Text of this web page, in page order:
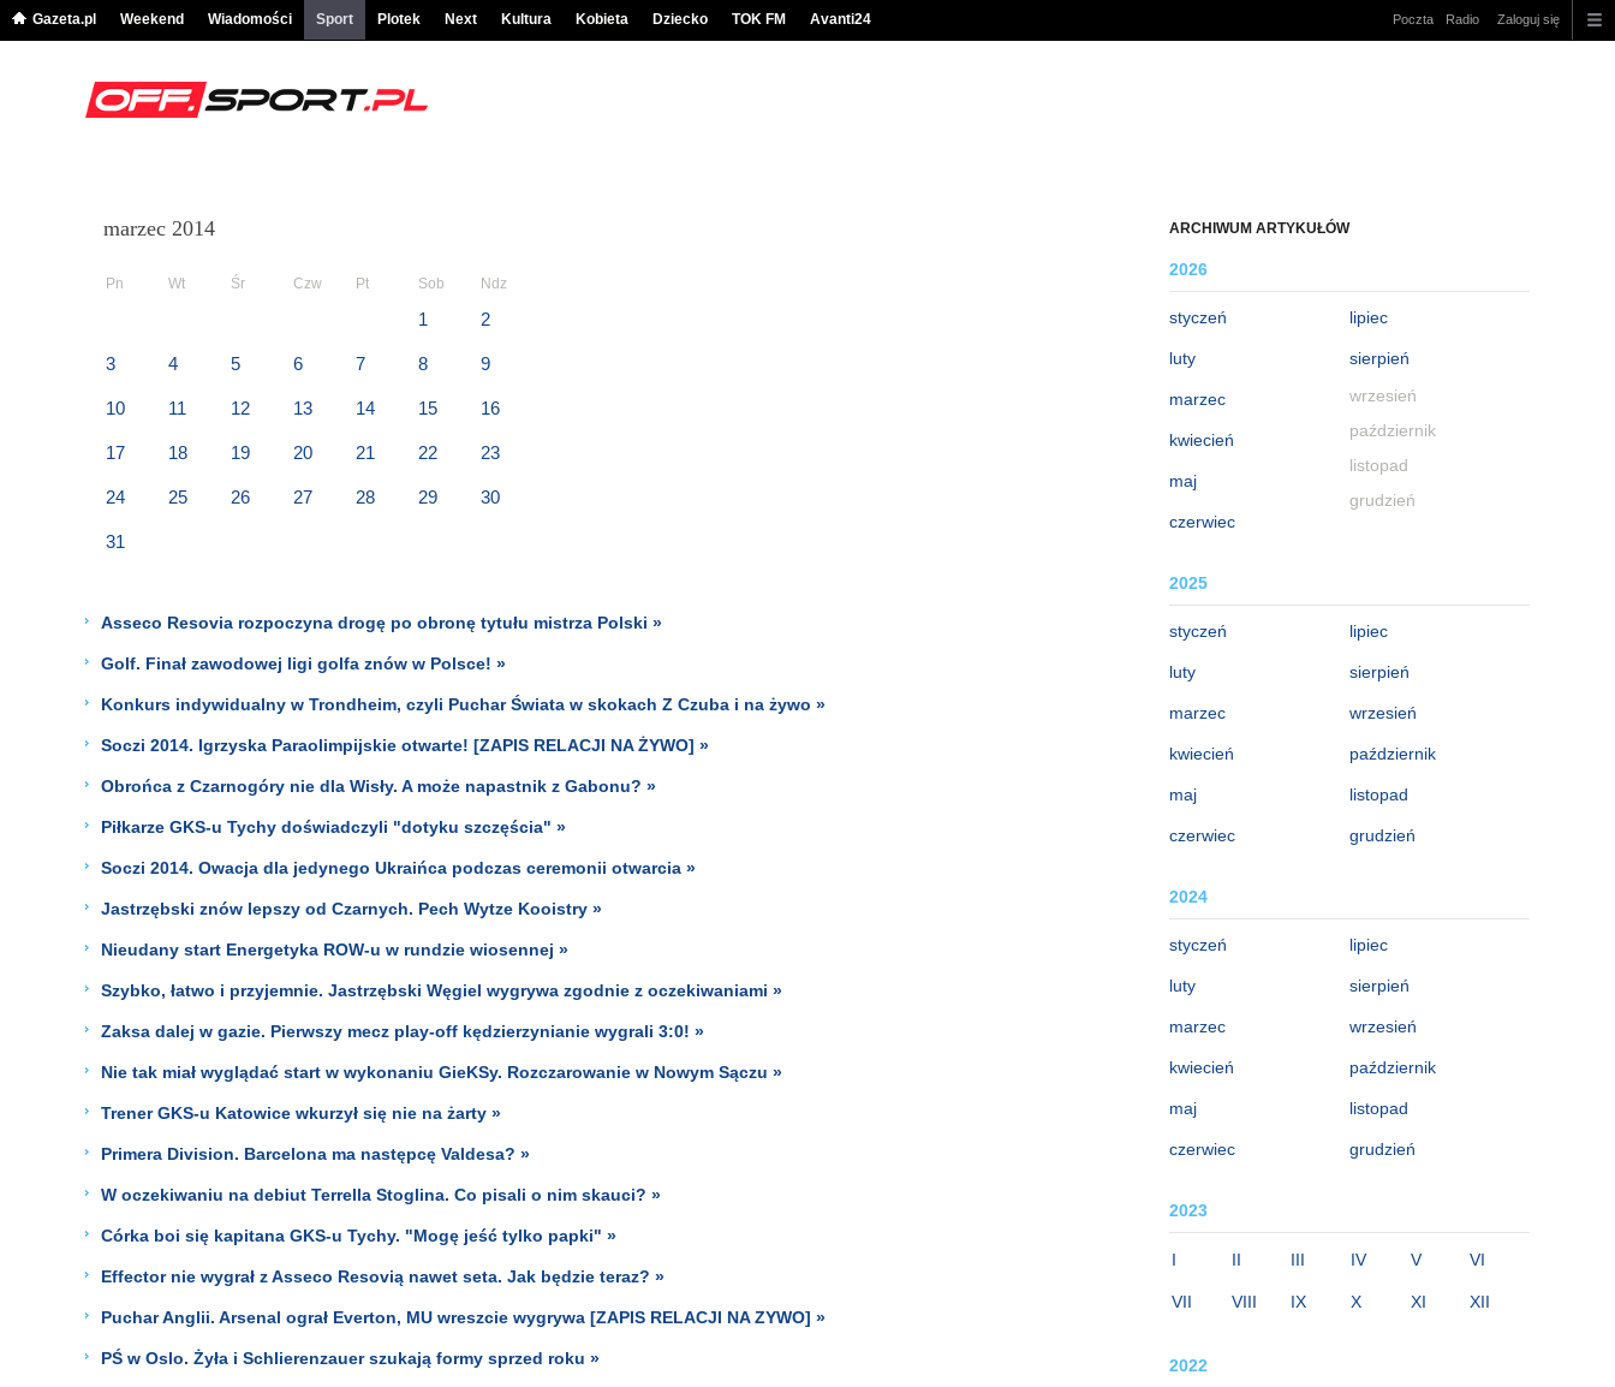
Gazeta.pl Weekend Wiadomości Sport Plotek Next Kultura Kobieta Dziecko TOK FM Avanti24 Poczta Radio Zaloguj się
ARCHIWUM ARTYKUŁÓW
2026
styczeń
luty
marzec
kwiecień
maj
czerwiec
lipiec
sierpień
wrzesień
październik
listopad
grudzień
2025
styczeń
luty
marzec
kwiecień
maj
czerwiec
lipiec
sierpień
wrzesień
październik
listopad
grudzień
2024
styczeń
luty
marzec
kwiecień
maj
czerwiec
lipiec
sierpień
wrzesień
październik
listopad
grudzień
2023
I II III IV V VI
VII VIII IX X XI XII
2022
marzec 2014
Pn Wt Śr Czw Pt Sob Ndz
1 2
3 4 5 6 7 8 9
10 11 12 13 14 15 16
17 18 19 20 21 22 23
24 25 26 27 28 29 30
31
Asseco Resovia rozpoczyna drogę po obronę tytułu mistrza Polski »
Golf. Finał zawodowej ligi golfa znów w Polsce! »
Konkurs indywidualny w Trondheim, czyli Puchar Świata w skokach Z Czuba i na żywo »
Soczi 2014. Igrzyska Paraolimpijskie otwarte! [ZAPIS RELACJI NA ŻYWO] »
Obrońca z Czarnogóry nie dla Wisły. A może napastnik z Gabonu? »
Piłkarze GKS-u Tychy doświadczyli "dotyku szczęścia" »
Soczi 2014. Owacja dla jedynego Ukraińca podczas ceremonii otwarcia »
Jastrzębski znów lepszy od Czarnych. Pech Wytze Kooistry »
Nieudany start Energetyka ROW-u w rundzie wiosennej »
Szybko, łatwo i przyjemnie. Jastrzębski Węgiel wygrywa zgodnie z oczekiwaniami »
Zaksa dalej w gazie. Pierwszy mecz play-off kędzierzynianie wygrali 3:0! »
Nie tak miał wyglądać start w wykonaniu GieKSy. Rozczarowanie w Nowym Sączu »
Trener GKS-u Katowice wkurzył się nie na żarty »
Primera Division. Barcelona ma następcę Valdesa? »
W oczekiwaniu na debiut Terrella Stoglina. Co pisali o nim skauci? »
Córka boi się kapitana GKS-u Tychy. "Mogę jeść tylko papki" »
Effector nie wygrał z Asseco Resovią nawet seta. Jak będzie teraz? »
Puchar Anglii. Arsenal ograł Everton, MU wreszcie wygrywa [ZAPIS RELACJI NA ZYWO] »
PŚ w Oslo. Żyła i Schlierenzauer szukają formy sprzed roku »